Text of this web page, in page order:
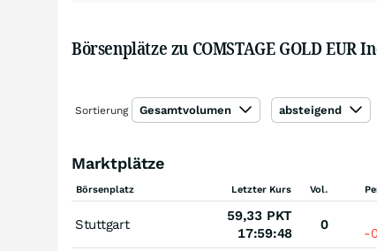
Börsenplätze zu COMSTAGE GOLD EUR
Sortierung Gesamtvolumen absteigend
Marktplätze
Börsenplatz Letzter Kurs Vol.
Stuttgart
59,33 PKT
17:59:48
0
-